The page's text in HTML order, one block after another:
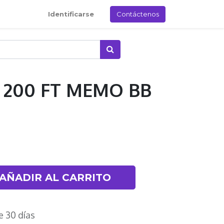
Identificarse Contáctenos
FT MEMO BB
AL CARRITO
30 días